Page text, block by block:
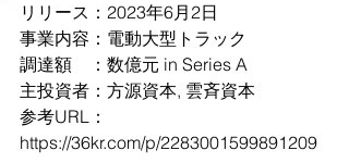
リリース：2023年6月2日
事業内容：電動大型トラック
調達額　：数億元 in Series A
主投資者：方源資本, 雲斉資本
参考URL：
https://36kr.com/p/2283001599891209